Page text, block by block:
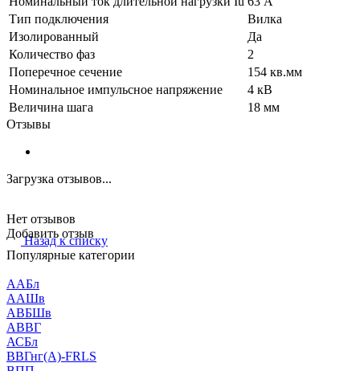
Тип подключения
Вилка
Изолированный
Да
Количество фаз
2
Поперечное сечение
154 кв.мм
Номинальное импульсное напряжение
4 кВ
Величина шага
18 мм
Отзывы
Загрузка отзывов...
Нет отзывов
Добавить отзыв
Назад к списку
Популярные категории
ААБл
ААШв
АВБШв
АВВГ
АСБл
ВВГнг(А)-FRLS